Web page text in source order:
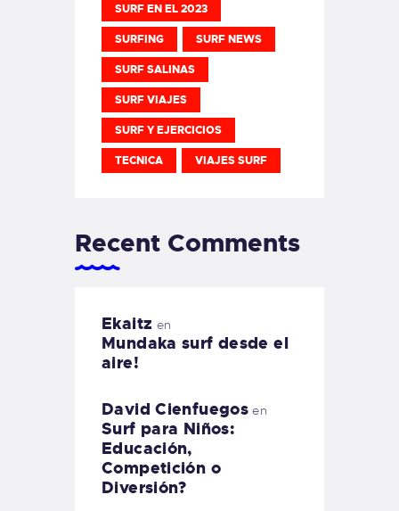
SURF EN EL 2023
SURFING SURF NEWS
SURF SALINAS
SURF VIAJES
SURF Y EJERCICIOS
TECNICA VIAJES SURF
Recent Comments
Ekaitz en
Mundaka surf desde el
aire!
David Cienfuegos en
Surf para Niños:
Educación,
Competición o
Diversión?